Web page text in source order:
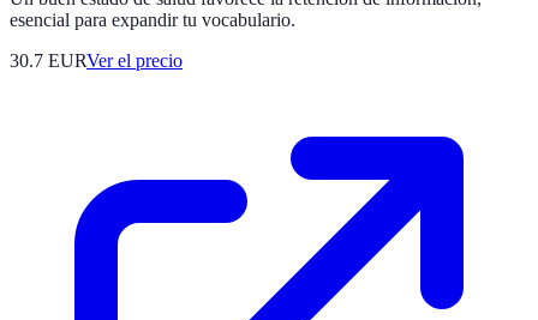
esencial para expandir tu vocabulario.
30.7 EURVer el precio